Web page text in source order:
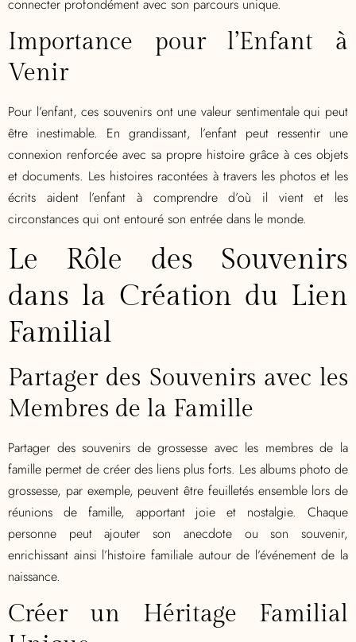
connecter profondément avec son parcours unique.
Importance pour l’Enfant à
Venir
Pour l’enfant, ces souvenirs ont une valeur sentimentale qui peut
être inestimable. En grandissant, l’enfant peut ressentir une
connexion renforcée avec sa propre histoire grâce à ces objets
et documents. Les histoires racontées à travers les photos et les
écrits aident l’enfant à comprendre d’où il vient et les
circonstances qui ont entouré son entrée dans le monde.
Le Rôle des Souvenirs
dans la Création du Lien
Familial
Partager des Souvenirs avec les
Membres de la Famille
Partager des souvenirs de grossesse avec les membres de la
famille permet de créer des liens plus forts. Les albums photo de
grossesse, par exemple, peuvent être feuilletés ensemble lors de
réunions de famille, apportant joie et nostalgie. Chaque
personne peut ajouter son anecdote ou son souvenir,
enrichissant ainsi l’histoire familiale autour de l’événement de la
naissance.
Créer un Héritage Familial